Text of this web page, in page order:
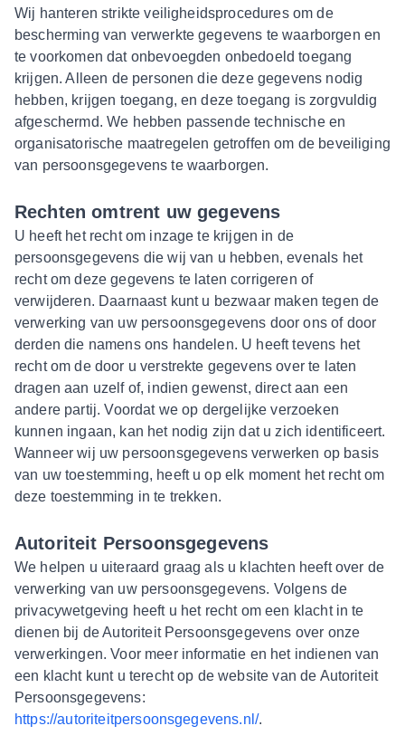
Wij hanteren strikte veiligheidsprocedures om de
bescherming van verwerkte gegevens te waarborgen en
te voorkomen dat onbevoegden onbedoeld toegang
krijgen. Alleen de personen die deze gegevens nodig
hebben, krijgen toegang, en deze toegang is zorgvuldig
afgeschermd. We hebben passende technische en
organisatorische maatregelen getroffen om de beveiliging
van persoonsgegevens te waarborgen.
Rechten omtrent uw gegevens
U heeft het recht om inzage te krijgen in de
persoonsgegevens die wij van u hebben, evenals het
recht om deze gegevens te laten corrigeren of
verwijderen. Daarnaast kunt u bezwaar maken tegen de
verwerking van uw persoonsgegevens door ons of door
derden die namens ons handelen. U heeft tevens het
recht om de door u verstrekte gegevens over te laten
dragen aan uzelf of, indien gewenst, direct aan een
andere partij. Voordat we op dergelijke verzoeken
kunnen ingaan, kan het nodig zijn dat u zich identificeert.
Wanneer wij uw persoonsgegevens verwerken op basis
van uw toestemming, heeft u op elk moment het recht om
deze toestemming in te trekken.
Autoriteit Persoonsgegevens
We helpen u uiteraard graag als u klachten heeft over de
verwerking van uw persoonsgegevens. Volgens de
privacywetgeving heeft u het recht om een klacht in te
dienen bij de Autoriteit Persoonsgegevens over onze
verwerkingen. Voor meer informatie en het indienen van
een klacht kunt u terecht op de website van de Autoriteit
Persoonsgegevens:
https://autoriteitpersoonsgegevens.nl/.